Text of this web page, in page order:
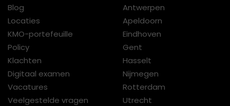
Blog
Locaties
KMO-portefeuille
Policy
Klachten
Digitaal examen
Vacatures
Veelgestelde vragen
Antwerpen
Apeldoorn
Eindhoven
Gent
Hasselt
Nijmegen
Rotterdam
Utrecht